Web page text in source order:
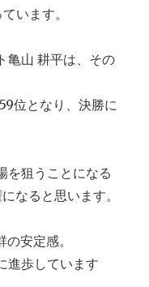
います。
亀山 耕平は、その
位となり、決勝に
を狙うことになる
なると思います。
安定感。
進歩しています